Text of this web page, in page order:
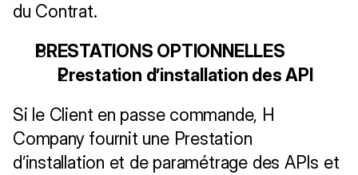
du Contrat.
PRESTATIONS OPTIONNELLES
Prestation d’installation des API
Si le Client en passe commande, H
Company fournit une Prestation
d’installation et de paramétrage des APIs et